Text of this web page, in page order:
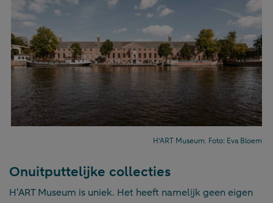
H’ART Museum. Foto: Eva Bloem
Onuitputtelijke collecties
H’ART Museum is uniek. Het heeft namelijk geen eigen